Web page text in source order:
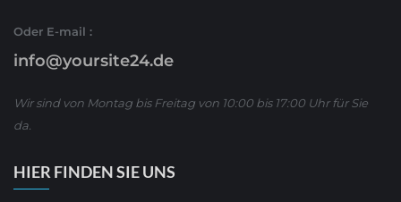
Oder E-mail :
info@yoursite24.de
Wir sind von Montag bis Freitag von 10:00 bis 17:00 Uhr für Sie
da.
HIER FINDEN SIE UNS